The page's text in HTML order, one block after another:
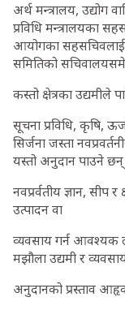
अर्थ मन्त्रालय, उद्योग
प्रविधि मन्त्रालयका
आयोगका सहसचिवलाई
समितिको
कस्तो क्षेत्रका उद्यमीले
सूचना प्रविधि, कृषि,
सिर्जना जस्ता
यस्तो अनुदान पाउने छन्
नवप्रर्वतीय ज्ञान,
उत्पादन वा
व्यवसाय गर्न आवश्यक
मझौला उद्यमी र
अनुदानको प्रस्ताव